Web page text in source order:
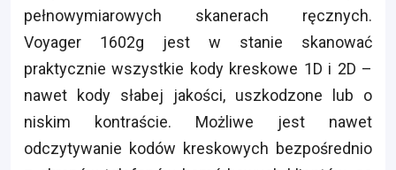
pełnowymiarowych skanerach ręcznych.
Voyager 1602g jest w stanie skanować
praktycznie wszystkie kody kreskowe 1D i 2D –
nawet kody słabej jakości, uszkodzone lub o
niskim kontraście. Możliwe jest nawet
odczytywanie kodów kreskowych bezpośrednio